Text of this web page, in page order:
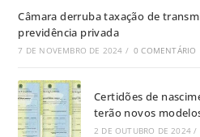
Câmara derruba taxação de
previdência privada
7 DE NOVEMBRO DE 2024 / 0 COMENTÁRIO
Certidões de
terão novos
2 DE OUTUBRO DE 2024 /